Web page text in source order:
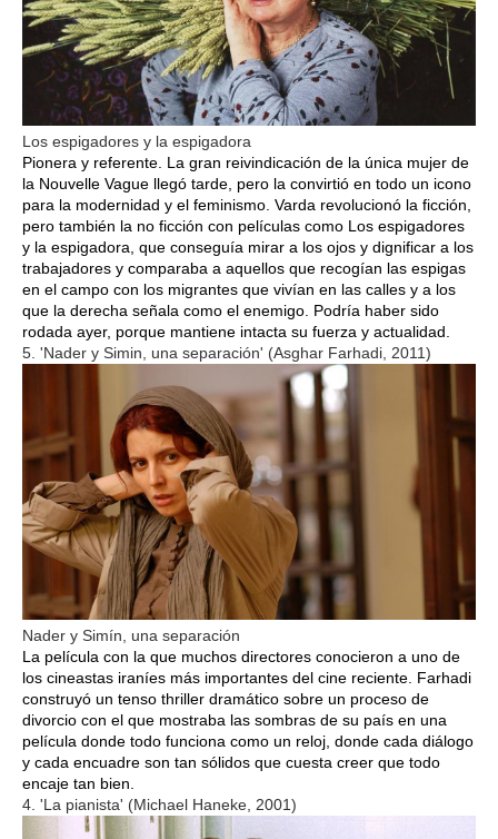
Los espigadores y la espigadora
Pionera y referente. La gran reivindicación de la única mujer de
la Nouvelle Vague llegó tarde, pero la convirtió en todo un icono
para la modernidad y el feminismo. Varda revolucionó la ficción,
pero también la no ficción con películas como Los espigadores
y la espigadora, que conseguía mirar a los ojos y dignificar a los
trabajadores y comparaba a aquellos que recogían las espigas
en el campo con los migrantes que vivían en las calles y a los
que la derecha señala como el enemigo. Podría haber sido
rodada ayer, porque mantiene intacta su fuerza y actualidad.
5. 'Nader y Simin, una separación' (Asghar Farhadi, 2011)
Nader y Simín, una separación
La película con la que muchos directores conocieron a uno de
los cineastas iraníes más importantes del cine reciente. Farhadi
construyó un tenso thriller dramático sobre un proceso de
divorcio con el que mostraba las sombras de su país en una
película donde todo funciona como un reloj, donde cada diálogo
y cada encuadre son tan sólidos que cuesta creer que todo
encaje tan bien.
4. 'La pianista' (Michael Haneke, 2001)